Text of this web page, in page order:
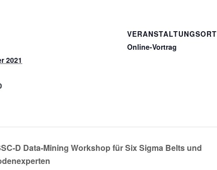
2021
VERANSTALTUNGSORT
Online-Vortrag
D Data-Mining Workshop für Six Sigma Belts und